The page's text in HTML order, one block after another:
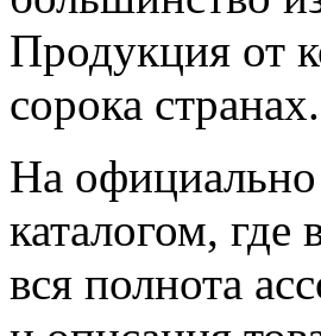
Продукция от
сорока странах.
На
каталогом, где
вся полнота